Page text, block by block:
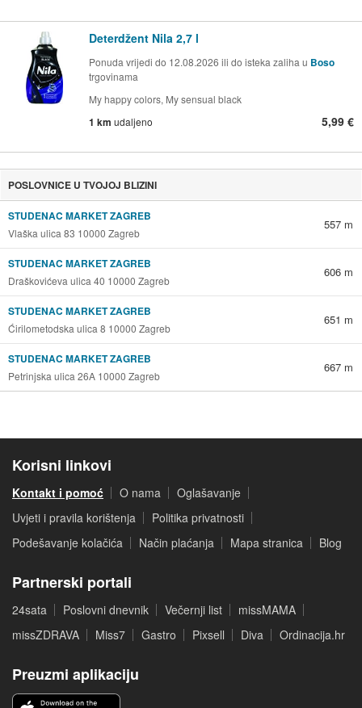
Deterdžent Nila 2,7 l
Ponuda vrijedi do 12.08.2026 ili do isteka zaliha u Boso
trgovinama
My happy colors, My sensual black
1 km udaljeno 5,99 €
POSLOVNICE U TVOJOJ BLIZINI
STUDENAC MARKET ZAGREB
Vlaška ulica 83 10000 Zagreb
557 m
STUDENAC MARKET ZAGREB
Draškovićeva ulica 40 10000 Zagreb
606 m
STUDENAC MARKET ZAGREB
Ćirilometodska ulica 8 10000 Zagreb
651 m
STUDENAC MARKET ZAGREB
Petrinjska ulica 26A 10000 Zagreb
667 m
Korisni linkovi
Kontakt i pomoć O nama
Oglašavanje
Uvjeti i pravila korištenja
Politika privatnosti
Podešavanje kolačića
Način plaćanja Mapa stranica Blog
Partnerski portali
24sata Poslovni dnevnik Večernji list
missMAMA
missZDRAVA
Miss7 Gastro Pixsell Diva Ordinacija.hr
Preuzmi aplikaciju